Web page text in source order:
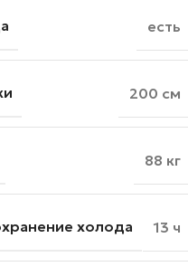
есть
200 см
88 кг
холода 13 ч